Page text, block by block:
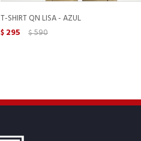
T-SHIRT QN LISA - AZUL
$ 295 $590